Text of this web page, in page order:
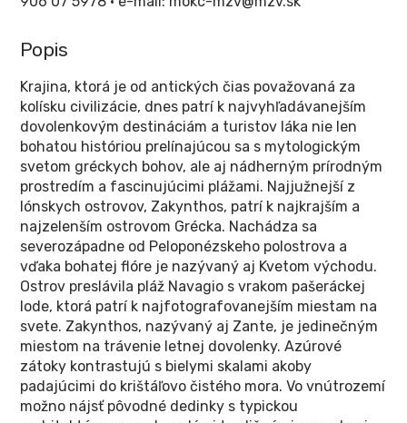
Popis
Krajina, ktorá je od antických čias považovaná za
kolísku civilizácie, dnes patrí k najvyhľadávanejším
dovolenkovým destináciám a turistov láka nie len
bohatou históriou prelínajúcou sa s mytologickým
svetom gréckych bohov, ale aj nádherným prírodným
prostredím a fascinujúcimi plážami. Najjužnejší z
Iónskych ostrovov, Zakynthos, patrí k najkrajším a
najzelenším ostrovom Grécka. Nachádza sa
severozápadne od Peloponézskeho polostrova a
vďaka bohatej flóre je nazývaný aj Kvetom východu.
Ostrov preslávila pláž Navagio s vrakom pašeráckej
lode, ktorá patrí k najfotografovanejším miestam na
svete. Zakynthos, nazývaný aj Zante, je jedinečným
miestom na trávenie letnej dovolenky. Azúrové
zátoky kontrastujú s bielymi skalami akoby
padajúcimi do krištáľovo čistého mora. Vo vnútrozemí
možno nájsť pôvodné dedinky s typickou